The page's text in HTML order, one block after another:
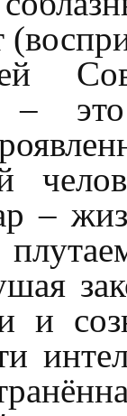
–
–
и